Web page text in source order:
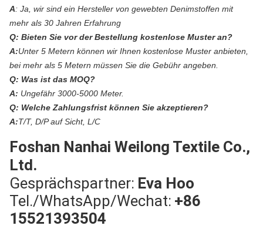
A: Ja, wir sind ein Hersteller von gewebten Denimstoffen mit
mehr als 30 Jahren Erfahrung
Q: Bieten Sie vor der Bestellung kostenlose Muster an?
A:Unter 5 Metern können wir Ihnen kostenlose Muster anbieten,
bei mehr als 5 Metern müssen Sie die Gebühr angeben.
Q: Was ist das MOQ?
A: Ungefähr 3000-5000 Meter.
Q: Welche Zahlungsfrist können Sie akzeptieren?
A:T/T, D/P auf Sicht, L/C
Foshan Nanhai Weilong Textile Co.,
Ltd.
Gesprächspartner: Eva Hoo
Tel./WhatsApp/Wechat: +86
15521393504